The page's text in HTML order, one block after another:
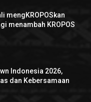
mengKROPOSkan
menambah KROPOS
Indonesia 2026,
dan Kebersamaan